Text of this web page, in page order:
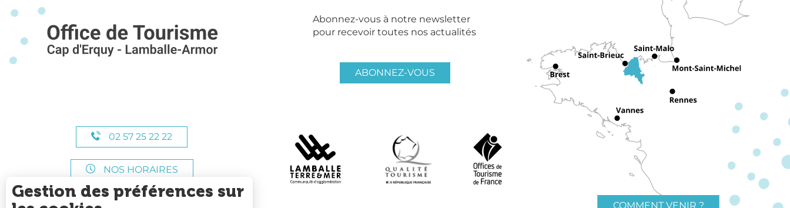
02 57 25 22 22
NOS HORAIRES
Abonnez-vous à notre newsletter
pour recevoir toutes nos actualités
ABONNEZ-VOUS
COMMENT VENIR ?
Gestion des préférences sur